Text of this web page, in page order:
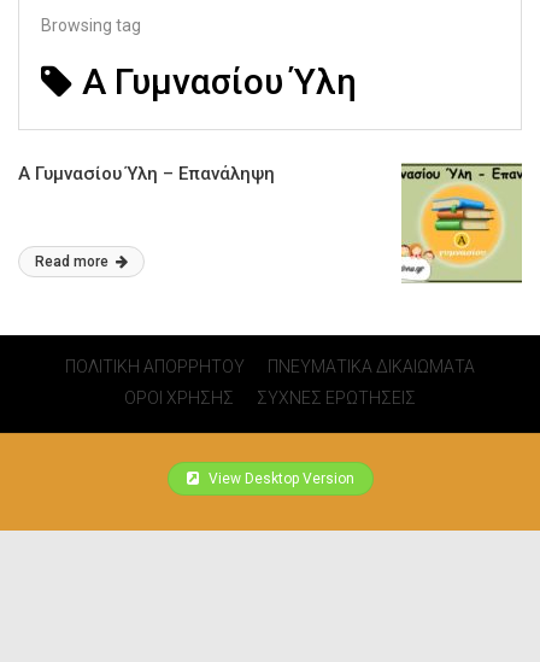
Browsing tag
Α Γυμνασίου Ύλη
Α Γυμνασίου Ύλη – Επανάληψη
Read more
ΠΟΛΙΤΙΚΗ ΑΠΟΡΡΗΤΟΥ
ΠΝΕΥΜΑΤΙΚΑ ΔΙΚΑΙΩΜΑΤΑ
ΟΡΟΙ ΧΡΗΣΗΣ
ΣΥΧΝΕΣ ΕΡΩΤΗΣΕΙΣ
View Desktop Version